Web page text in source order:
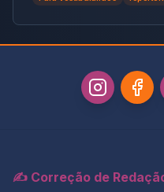
Castro Alves, aqui, com
para temas que tratam
cheio de repertório. Ele descreve a situação num
navio negreiro, que
Este verso é bem forte:
têmporas e olhos já
procurando nos
recorrente, uma
remédios pra dores
Além disso, ela publicou
dias em que esteve no
✍️ Correção de